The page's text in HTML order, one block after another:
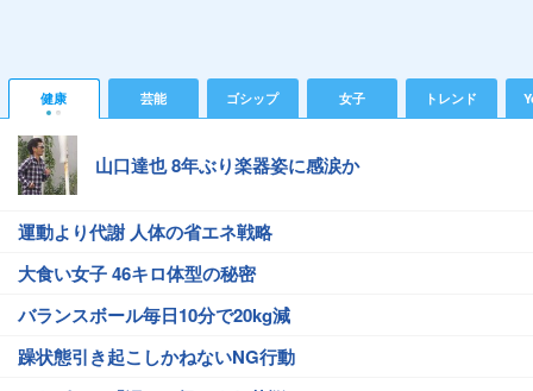
健康 芸能 ゴシップ 女子 トレンド
山口達也 8年ぶり楽器姿に感涙か
運動より代謝 人体の省エネ戦略
大食い女子 46キロ体型の秘密
バランスボール毎日10分で20kg減
躁状態引き起こしかねないNG行動